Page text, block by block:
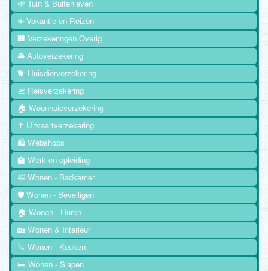
🌱 Tuin & Buitenleven
✈️ Vakantie en Reizen
🏢 Verzekeringen Overig
🚘 Autoverzekering
🐕 Huisdierverzekering
🛫 Reisverzekering
🏠 Woonhuisverzekering
✝️ Uitvaartverzekering
🛍️ Webshops
🏫 Werk en opleiding
🛀 Wonen - Badkamer
🛡️ Wonen - Beveiligen
🏠 Wonen - Huren
🏡 Wonen & Interieur
🔪 Wonen - Keuken
🛏️ Wonen - Slapen